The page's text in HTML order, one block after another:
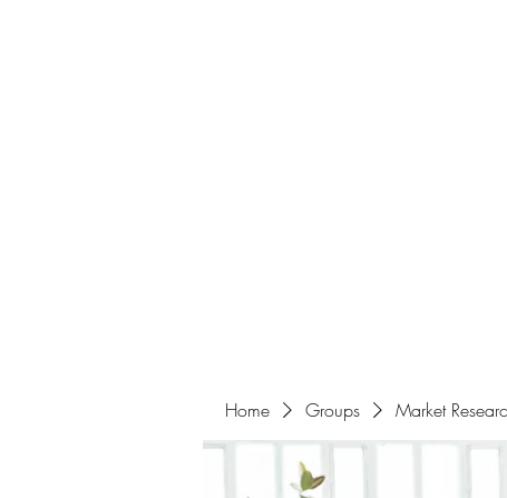
Home Groups Market